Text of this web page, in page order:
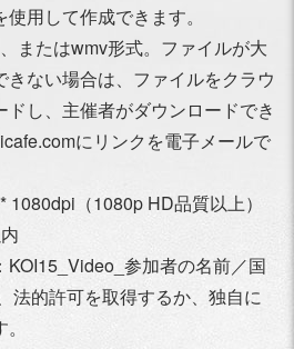
用して作成できます。
またはwmv形式。ファイルが大
きない場合は、ファイルをクラウ
ドし、主催者がダウンロードでき
にリンクを電子メールで
1080dpi（1080p HD品質以上）
KOI15_Video_参加者の名前／国
法的許可を取得するか、独自に